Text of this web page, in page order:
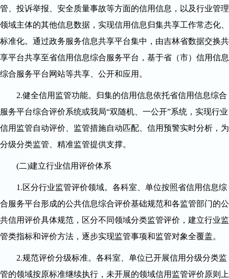
管、投诉举报、安全质量事故等方面的信用信息，以及行业管理
领域主体的其他信息数据，实现信用信息归集共享工作常态化、
标准化。通过政务服务信息共享平台集中，由吉林省数据交换共
享平台共享至省信用信息综合服务平台，基于省（市）信用信息
综合服务平台网站等共享、公开和应用。
2.健全信用监管功能。归集的信用信息依托省信用信息综合
服务平台综合评价系统或我局“双随机、一公开”系统，实现行业
信用监管自动评价、监管措施自动匹配、信用预警实时分析，为
分级分类监管、精准监管提供支撑。
(二)建立行业信用评价体系
1.区分行业监管评价领域。各科室、单位按照省信用信息综
合服务平台形成的公共信息综合评价基础规范和各监管部门的公
共信用评价具体规范，区分不同领域分类监管评价，建立行业监
管类指标和评价方法，逐步实现监管事项和监管对象全覆盖。
2.规范评价分级标准。各科室、单位已开展信用分级分类监
管的领域按原标准继续执行，未开展的领域信用监管评价原则上